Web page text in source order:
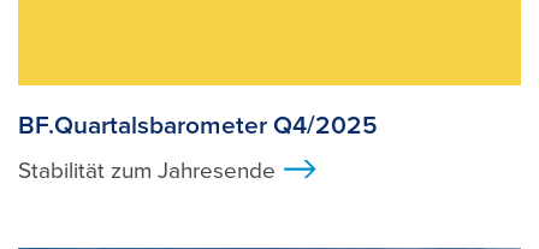
BF.Quartalsbarometer Q4/2025
Stabilität zum Jahresende